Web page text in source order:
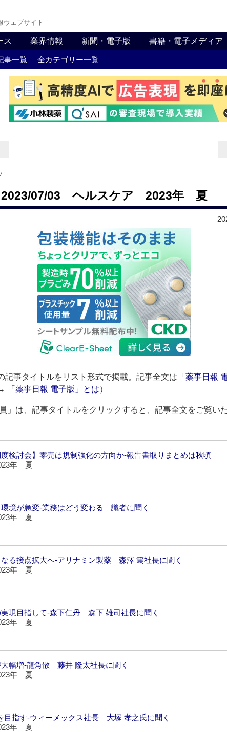
ウェブサイト
ス 業界情報 新聞・電子版 書籍・電子メディア
事一覧 全カテゴリー一覧
07/03 ヘルスケア 2023年 夏
記事タイトルをリスト形式で掲載。記事全文は「 薬事日報
「薬事日報 電子版」とは）
」は、記事タイトルをクリックすると、記事全文をご覧いた
度検討会】零売は規制強化の方向か‐報告書取りまとめは秋頃
年 夏
境が急変‐業務はどう変わる 識者に聞く
年 夏
る接点拡大へ‐アリナミン製薬 森澤 篤社長に聞く
年 夏
現目指して‐森下仁丹 森下 雄司社長に聞く
年 夏
幅増‐龍角散 藤井 隆太社長に聞く
年 夏
目指す‐ウィーメックス社長 大塚 孝之氏に聞く
年 夏